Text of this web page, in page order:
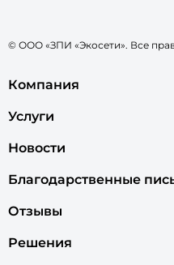
© ООО «ЗПИ «Экосети». Все
Компания
Услуги
Новости
Благодарственные
Отзывы
Решения